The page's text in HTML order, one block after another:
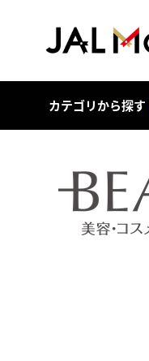
カテゴリから探す